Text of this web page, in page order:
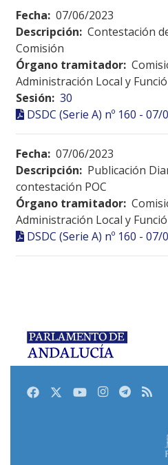
Fecha: 07/06/2023
Descripción: Contestación
Comisión
Órgano tramitador:
Administración Local y
Sesión: 30
DSDC (Serie A) nº 160 -
Fecha: 07/06/2023
Descripción: Publicación
contestación POC
Órgano tramitador:
Administración Local y
DSDC (Serie A) nº 160 -
FacebookTwitterYoutubeInstagramRSS